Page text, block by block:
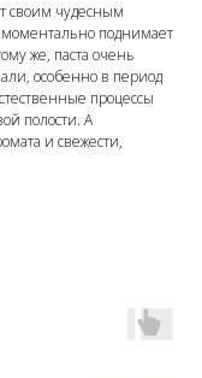
своим чудесным
поднимает
же, паста очень
особенно в период
процессы
полости. А
и свежести,